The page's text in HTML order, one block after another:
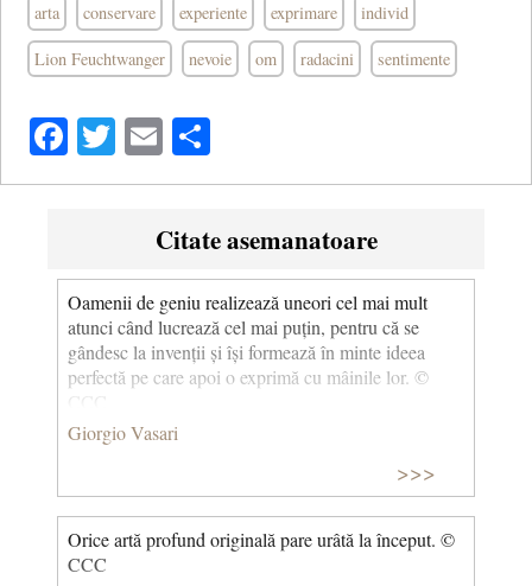
arta conservare experiente exprimare individ
Lion Feuchtwanger nevoie om radacini sentimente
Facebook
Twitter
Email
Citate asemanatoare
Oamenii de geniu realizează uneori cel mai mult
atunci când lucrează cel mai puțin, pentru că se
gândesc la invenții și își formează în minte ideea
perfectă pe care apoi o exprimă cu mâinile lor. ©
Giorgio Vasari
>>>
Orice artă profund originală pare urâtă la început. ©
CCC